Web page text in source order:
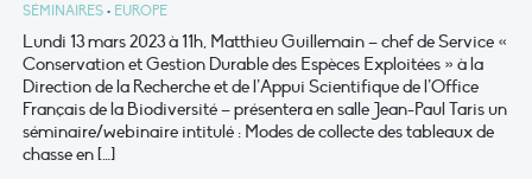
SÉMINAIRES • EUROPE
Lundi 13 mars 2023 à 11h, Matthieu Guillemain – chef de Service «
Conservation et Gestion Durable des Espèces Exploitées » à la
Direction de la Recherche et de l’Appui Scientifique de l’Office
Français de la Biodiversité – présentera en salle Jean-Paul Taris un
séminaire/webinaire intitulé : Modes de collecte des tableaux de
chasse en […]